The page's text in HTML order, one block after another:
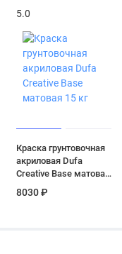
5.0
Краска грунтовочная
акриловая Dufa
Creative Base матовая
8030 ₽